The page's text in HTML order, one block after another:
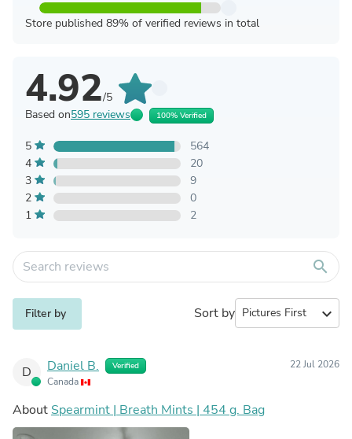
Store published 89% of verified reviews in total
4.92/5
Based on595 reviews 100% Verified
5
564
4
20
3
9
2
0
1
2
search
Filter by Sort by expand_more
D Daniel B. Verified
Canada
22 Jul 2026
About Spearmint | Breath Mints | 454 g. Bag